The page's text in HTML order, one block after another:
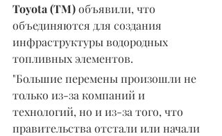
Toyota (TM) объявили, что
объединяются для создания
инфраструктуры водородных
топливных элементов.
"Большие перемены произошли не
только из-за компаний и
технологий, но и из-за того, что
правительства отстали или начали